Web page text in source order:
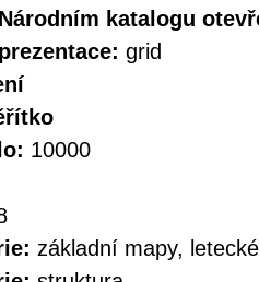
katalogu
grid
10000
základní mapy,